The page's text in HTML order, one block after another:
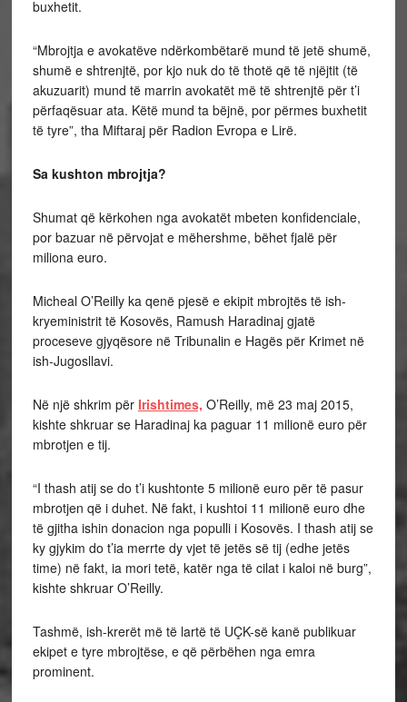
buxhetit.
“Mbrojtja e avokatëve ndërkombëtarë mund të jetë shumë,
shumë e shtrenjtë, por kjo nuk do të thotë që të njëjtit (të
akuzuarit) mund të marrin avokatët më të shtrenjtë për t’i
përfaqësuar ata. Këtë mund ta bëjnë, por përmes buxhetit
të tyre”, tha Miftaraj për Radion Evropa e Lirë.
Sa kushton mbrojtja?
Shumat që kërkohen nga avokatët mbeten konfidenciale,
por bazuar në përvojat e mëhershme, bëhet fjalë për
miliona euro.
Micheal O’Reilly ka qenë pjesë e ekipit mbrojtës të ish-
kryeministrit të Kosovës, Ramush Haradinaj gjatë
proceseve gjyqësore në Tribunalin e Hagës për Krimet në
ish-Jugosllavi.
Në një shkrim për Irishtimes, O’Reilly, më 23 maj 2015,
kishte shkruar se Haradinaj ka paguar 11 milionë euro për
mbrotjen e tij.
“I thash atij se do t’i kushtonte 5 milionë euro për të pasur
mbrotjen që i duhet. Në fakt, i kushtoi 11 milionë euro dhe
të gjitha ishin donacion nga populli i Kosovës. I thash atij se
ky gjykim do t’ia merrte dy vjet të jetës së tij (edhe jetës
time) në fakt, ia mori tetë, katër nga të cilat i kaloi në burg”,
kishte shkruar O’Reilly.
Tashmë, ish-krerët më të lartë të UÇK-së kanë publikuar
ekipet e tyre mbrojtëse, e që përbëhen nga emra
prominent.